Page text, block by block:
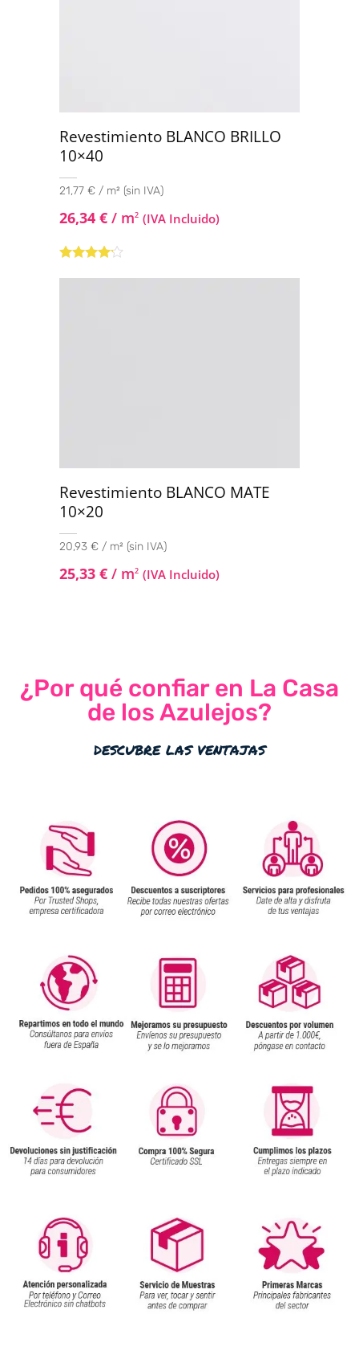
Revestimiento BLANCO BRILLO
10×40
21,77 € / m² (sin IVA)
26,34 € / m2 (IVA Incluido)
Revestimiento BLANCO MATE
10×20
20,93 € / m² (sin IVA)
25,33 € / m2 (IVA Incluido)
¿Por qué confiar en La Casa
de los Azulejos?
descubre las ventajas